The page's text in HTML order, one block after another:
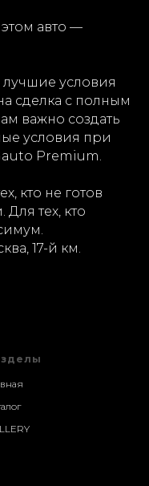
авто —
условия
сделка с полным
важно создать
условия при
Premium.
кто не готов
тех, кто
17-й км.